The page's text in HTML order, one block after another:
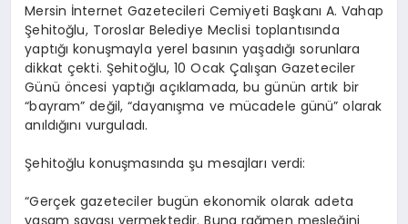
Mersin İnternet Gazetecileri Cemiyeti Başkanı A. Vahap
Şehitoğlu, Toroslar Belediye Meclisi toplantısında
yaptığı konuşmayla yerel basının yaşadığı sorunlara
dikkat çekti. Şehitoğlu, 10 Ocak Çalışan Gazeteciler
Günü öncesi yaptığı açıklamada, bu günün artık bir
“bayram” değil, “dayanışma ve mücadele günü” olarak
anıldığını vurguladı.
Şehitoğlu konuşmasında şu mesajları verdi:
“Gerçek gazeteciler bugün ekonomik olarak adeta